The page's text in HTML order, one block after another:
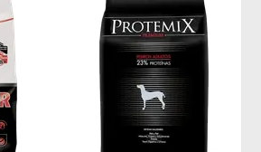
Premium Perro Adulto Cordero y Arroz
Mordida Grande
Mordida Pequeña
Perro Adulto Grandes y Medianos
Perro Adulto Mordida Pequeña
Perro Adulto Reducido en